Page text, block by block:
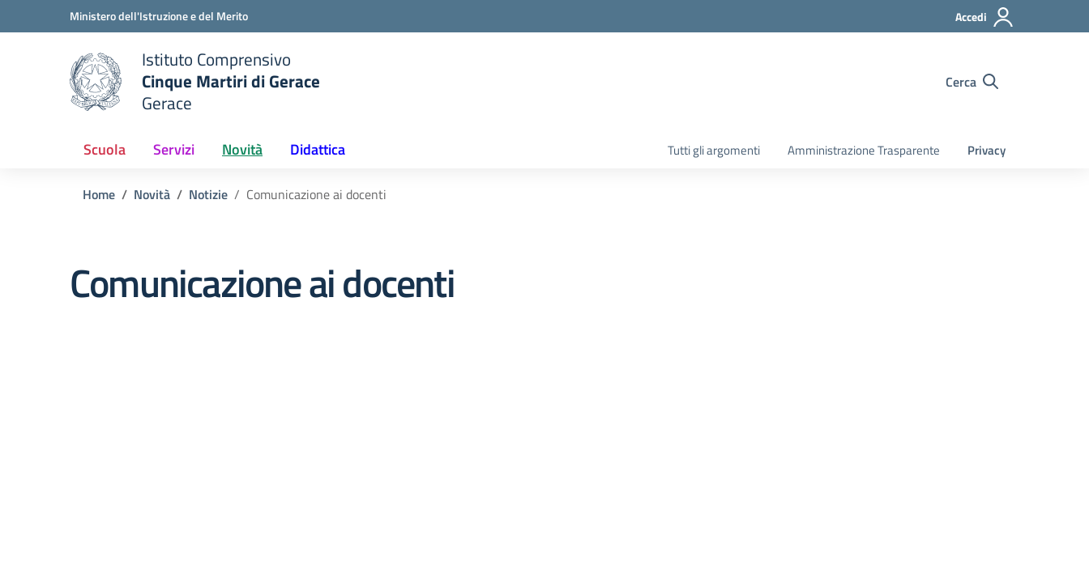
Vai ai contenuti
Vai al menu di navigazioneMinistero dell'Istruzione e del Merito Accedi
scuola
Istituto Comprensivo
Cinque Martiri di Gerace
Gerace
Cerca
Scuola Servizi Novità Didattica Tutti gli argomenti Amministrazione Trasparente Privacy
Home Novità Notizie Comunicazione ai docenti
Comunicazione ai docenti